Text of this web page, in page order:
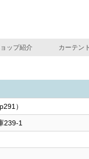
ップ紹介 カーテン
）
239-1